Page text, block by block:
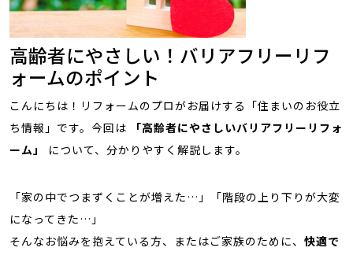
高齢者にやさしい！バリアフリーリフ
ォームのポイント
こんにちは！リフォームのプロがお届けする「住まいのお役立
ち情報」です。今回は
「高齢者にやさしいバリアフリーリフォ
ーム」
について、分かりやすく解説します。
「家の中でつまずくことが増えた…」「階段の上り下りが大変
になってきた…」
そんなお悩みを抱えている方、またはご家族のために、 快適で